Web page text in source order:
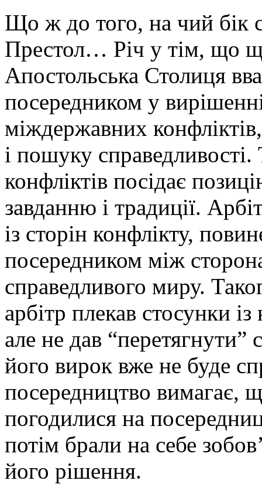
Що ж до того, на чий бік
Престол… Річ у тім, що
Апостольська Столиця
посередником у
міждержавних
і пошуку
конфліктів посідає
завданню і традиції.
із сторін конфлікту,
посередником між
справедливого миру.
арбітр плекав стосунки
але не дав “перетягнути”
його вирок вже не буде
посередництво вимагає,
погодилися на
потім брали на себе
його рішення.